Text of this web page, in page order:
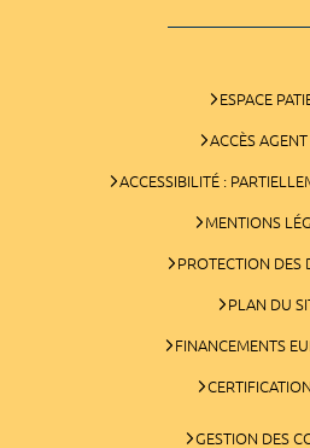
ESPACE
ACCÈS
ACCESSIBILITÉ :
MENTIONS
PROTECTION DES
PLAN DU
FINANCEMENTS
GESTION DES